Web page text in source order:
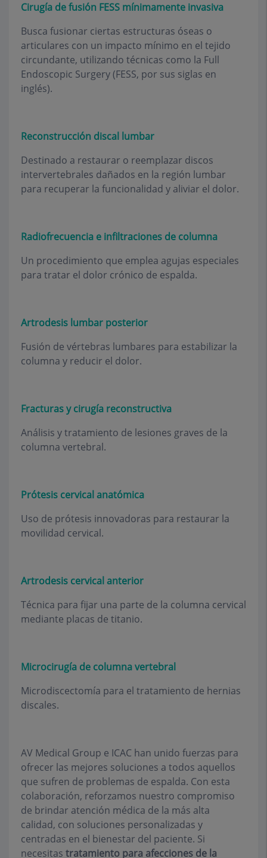
Cirugía de fusión FESS mínimamente invasiva
Busca fusionar ciertas estructuras óseas o
articulares con un impacto mínimo en el tejido
circundante, utilizando técnicas como la Full
Endoscopic Surgery (FESS, por sus siglas en
inglés).
Reconstrucción discal lumbar
Destinado a restaurar o reemplazar discos
intervertebrales dañados en la región lumbar
para recuperar la funcionalidad y aliviar el dolor.
Radiofrecuencia e infiltraciones de columna
Un procedimiento que emplea agujas especiales
para tratar el dolor crónico de espalda.
Artrodesis lumbar posterior
Fusión de vértebras lumbares para estabilizar la
columna y reducir el dolor.
Fracturas y cirugía reconstructiva
Análisis y tratamiento de lesiones graves de la
columna vertebral.
Prótesis cervical anatómica
Uso de prótesis innovadoras para restaurar la
movilidad cervical.
Artrodesis cervical anterior
Técnica para fijar una parte de la columna cervical
mediante placas de titanio.
Microcirugía de columna vertebral
Microdiscectomía para el tratamiento de hernias
discales.
AV Medical Group e ICAC han unido fuerzas para
ofrecer las mejores soluciones a todos aquellos
que sufren de problemas de espalda. Con esta
colaboración, reforzamos nuestro compromiso
de brindar atención médica de la más alta
calidad, con soluciones personalizadas y
centradas en el bienestar del paciente. Si
necesitas tratamiento para afecciones de la